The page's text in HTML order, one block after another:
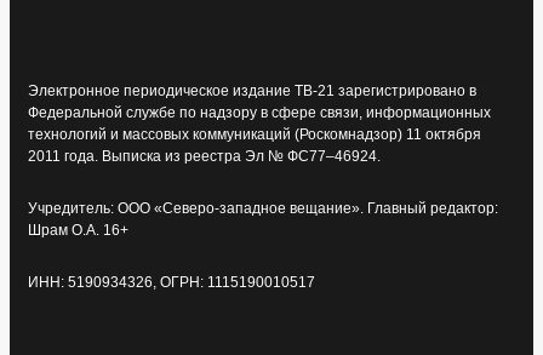
Электронное периодическое издание ТВ-21 зарегистрировано в
Федеральной службе по надзору в сфере связи, информационных
технологий и массовых коммуникаций (Роскомнадзор) 11 октября
2011 года. Выписка из реестра Эл № ФС77–46924.
Учредитель: ООО «Северо-западное вещание». Главный редактор:
Шрам О.А. 16+
ИНН: 5190934326, ОГРН: 1115190010517